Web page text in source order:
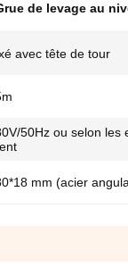
de levage au
avec tête de tour
50Hz ou selon les
mm (acier